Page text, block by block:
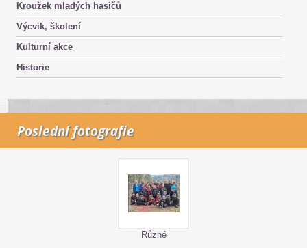
Kroužek mladých hasičů
Výcvik, školení
Kulturní akce
Historie
Poslední fotografie
Různé